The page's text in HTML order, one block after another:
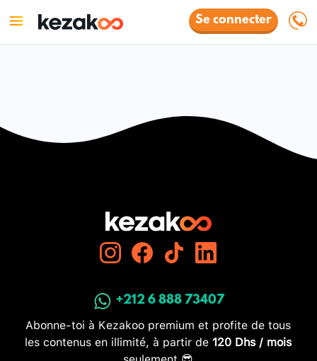
Se connecter
+212 6 888 73407
Abonne-toi à Kezakoo premium et profite de tous
les contenus en illimité, à partir de 120 Dhs / mois